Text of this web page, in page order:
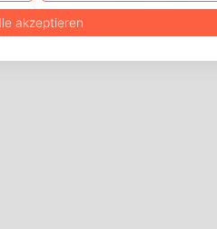
akzeptieren